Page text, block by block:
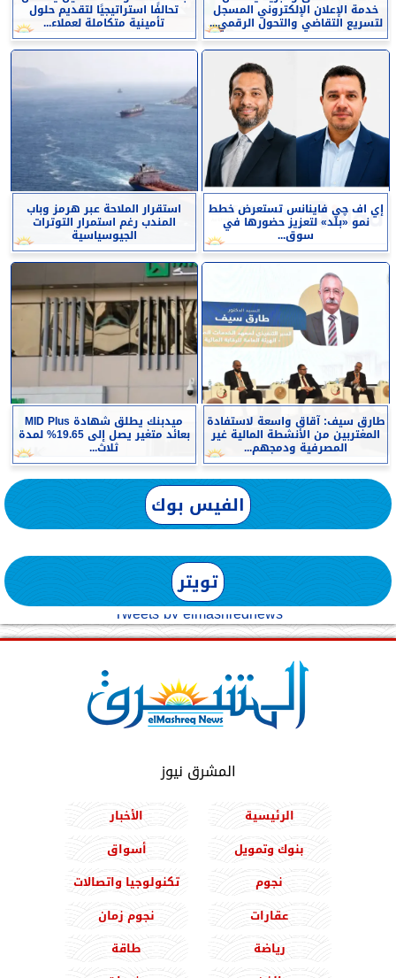
خدمة الإعلان الإلكتروني المسجل
لتسريع التقاضي والتحول الرقمي...
تحالفًا استراتيجيًا لتقديم حلول
تأمينية متكاملة لعملاء...
إي اف چي فاينانس تستعرض خطط
نمو «بلد» لتعزيز حضورها في
سوق...
استقرار الملاحة عبر هرمز وباب
المندب رغم استمرار التوترات
الجيوسياسية
طارق سيف: آقاق واسعة لاستفادة
المغتربين من الأنشطة المالية غير
المصرفية ودمجهم...
ميدبنك يطلق شهادة MID Plus
بعائد متغير يصل إلى 19.65% لمدة
ثلاث...
الفيس بوك
تويتر
Tweets by elmashreqnews
المشرق نيوز
الرئيسية
الأخبار
بنوك وتمويل
أسواق
نجوم
تكنولوجيا واتصالات
عقارات
نجوم زمان
رياضة
طاقة